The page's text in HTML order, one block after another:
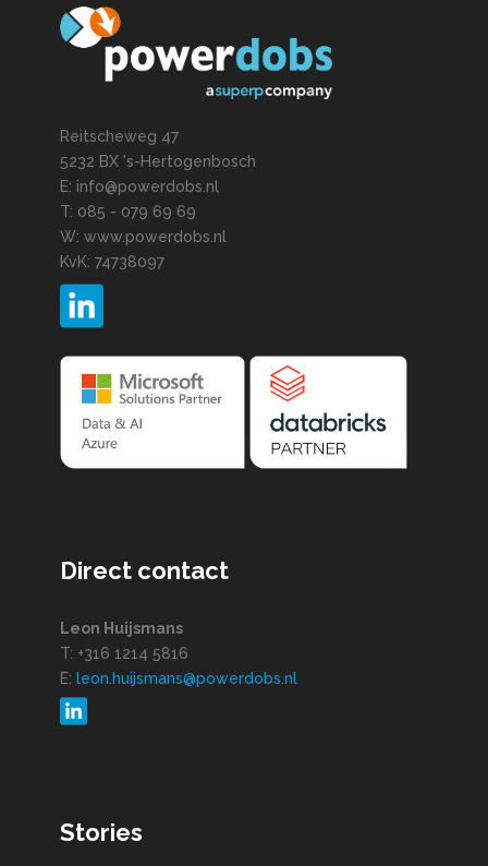
Reitscheweg 47
5232 BX 's-Hertogenbosch
E: info@powerdobs.nl
T: 085 - 079 69 69
W: www.powerdobs.nl
KvK: 74738097
Direct contact
Leon Huijsmans
T: +316 1214 5816
E: leon.huijsmans@powerdobs.nl
Stories